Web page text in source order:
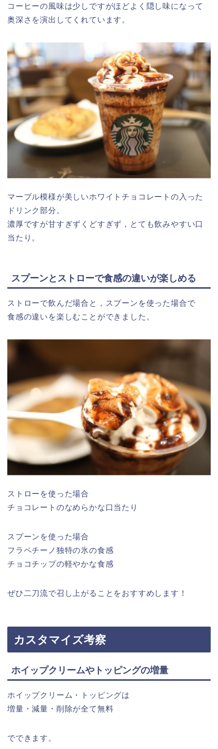
コーヒーの風味は少しですがほどよく隠し味になって
奥深さを演出してくれています。
マーブル模様が美しいホワイトチョコレートの入った
ドリンク部分。
濃厚ですが甘すぎずくどすぎず，とても飲みやすい口
当たり。
スプーンとストローで食感の違いが楽しめる
ストローで飲んだ場合と，スプーンを使った場合で
食感の違いを楽しむことができました。
ストローを使った場合
チョコレートのなめらかな口当たり
スプーンを使った場合
フラペチーノ独特の氷の食感
チョコチップの軽やかな食感
ぜひ二刀流で召し上がることをおすすめします！
カスタマイズ考察
ホイップクリームやトッピングの増量
ホイップクリーム・トッピングは
増量・減量・削除が全て無料
でできます。